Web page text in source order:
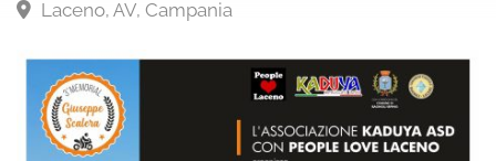
Laceno, AV, Campania